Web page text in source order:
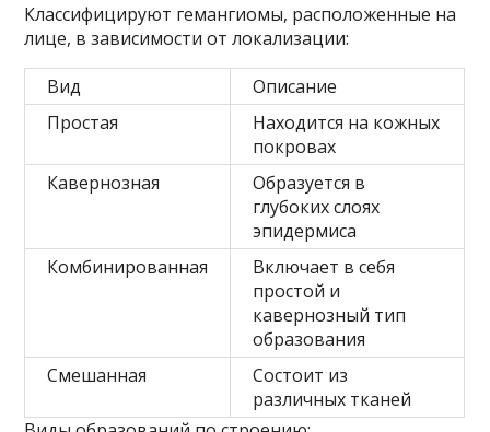
Классифицируют гемангиомы, расположенные на
лице, в зависимости от локализации:
Вид
Описание
Простая
Находится на кожных
покровах
Кавернозная
Образуется в
глубоких слоях
эпидермиса
Комбинированная
Включает в себя
простой и
кавернозный тип
образования
Смешанная
Состоит из
различных тканей